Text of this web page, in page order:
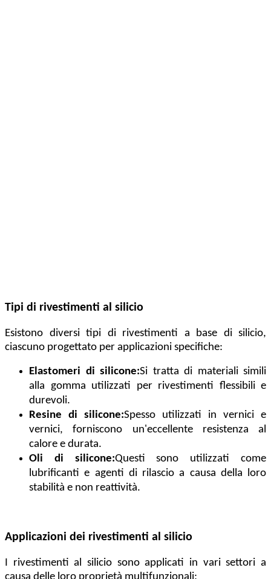
Tipi di rivestimenti al silicio
Esistono diversi tipi di rivestimenti a base di silicio,
ciascuno progettato per applicazioni specifiche:
Elastomeri di silicone:Si tratta di materiali simili
alla gomma utilizzati per rivestimenti flessibili e
durevoli.
Resine di silicone:Spesso utilizzati in vernici e
vernici, forniscono un'eccellente resistenza al
calore e durata.
Oli di silicone:Questi sono utilizzati come
lubrificanti e agenti di rilascio a causa della loro
stabilità e non reattività.
Applicazioni dei rivestimenti al silicio
I rivestimenti al silicio sono applicati in vari settori a